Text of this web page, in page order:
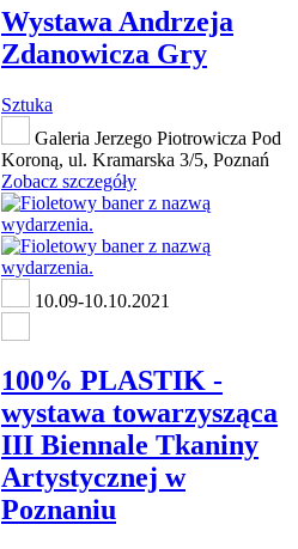
Wystawa Andrzeja
Zdanowicza Gry
Sztuka
Galeria Jerzego Piotrowicza Pod
Koroną, ul. Kramarska 3/5, Poznań
Zobacz szczegóły
10.09-10.10.2021
100% PLASTIK -
wystawa towarzysząca
III Biennale Tkaniny
Artystycznej w
Poznaniu